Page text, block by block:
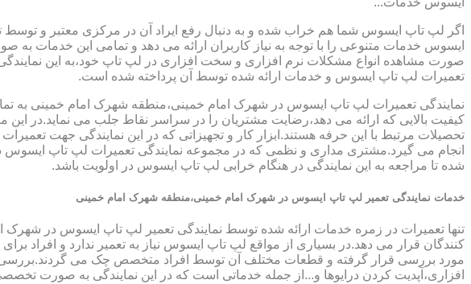
اگر لپ تاپ ایسوس شما هم خراب شده و به دنبال رفع ایراد آن در مرکزی معتبر و توسط
ایسوس خدمات متنوعی را با توجه به نیاز کاربران ارائه می دهد و تمامی این خدمات
صورت مشاهده انواع مشکلات نرم افزاری و سخت افزاری در لپ تاپ خود،به این نمایندگی
تعمیرات لپ تاپ ایسوس و خدمات ارائه شده توسط آن پرداخته شده است.
نمایندگی تعمیرات لپ تاپ ایسوس در شهرک امام خمینی،منطقه شهرک امام خمینی به
کیفیت بالایی که ارائه می دهد،رضایت مشتریان را در سراسر نقاط جلب می نماید.در
تحصیلات مرتبط با این حرفه هستند.ابزار کار و تجهیزاتی که در این نمایندگی جهت
انجام می گیرد.مشتری مداری و نظمی که در مجموعه نمایندگی تعمیرات لپ تاپ
شده تا مراجعه به این نمایندگی در هنگام خرابی لپ تاپ ایسوس در اولویت باشد.
خدمات نمایندگی تعمیر لپ تاپ ایسوس در شهرک امام خمینی،منطقه شهرک امام خمینی
تنها تعمیرات در زمره خدمات ارائه شده توسط نمایندگی تعمیر لپ تاپ ایسوس در
کنندگان قرار می دهد.در بسیاری از مواقع لپ تاپ ایسوس نیاز به تعمیر ندارد و
مورد بررسی قرار گرفته و قطعات مختلف آن توسط افراد متخصص چک می گردند.بررسی
افزاری،آپدیت کردن درایوها و...از جمله خدماتی است که در این نمایندگی به صورت